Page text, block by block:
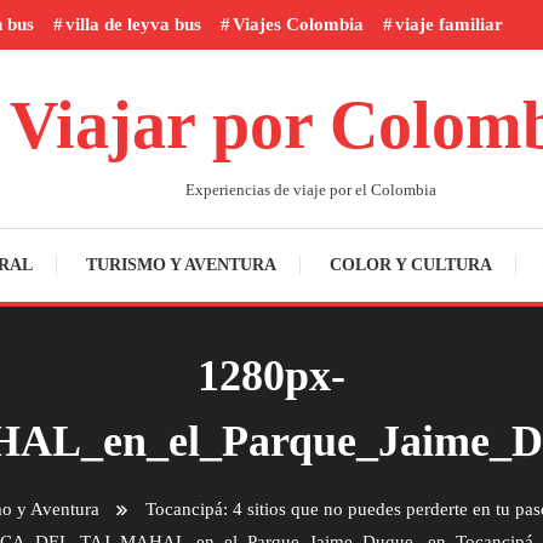
bus villa de leyva bus Viajes Colombia viaje familiar
Viajar por
Experiencias de viaje por el Colombia
TURISMO Y AVENTURA COLOR Y CULTURA
1280px-
y Aventura
Tocancipá: 4 sitios que no puedes perderte en tu